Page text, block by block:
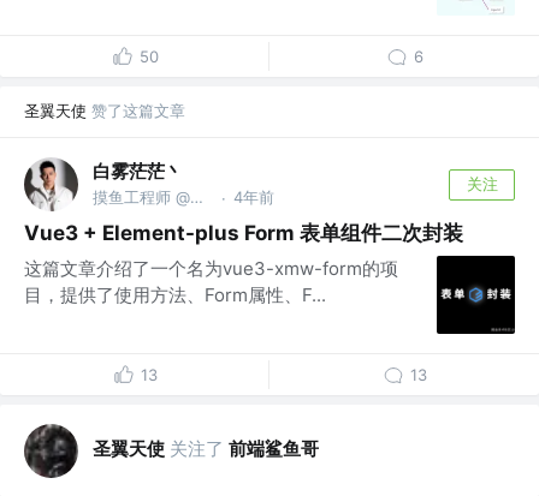
50 6
圣翼天使 赞了这篇文章
白雾茫茫丶
摸鱼工程师 @谜叶象限 · 4年前
关注
Vue3 + Element-plus Form 表单组件二次封装
这篇文章介绍了一个名为vue3-xmw-form的项
目，提供了使用方法、Form属性、F...
13 13
圣翼天使 关注了 前端鲨鱼哥